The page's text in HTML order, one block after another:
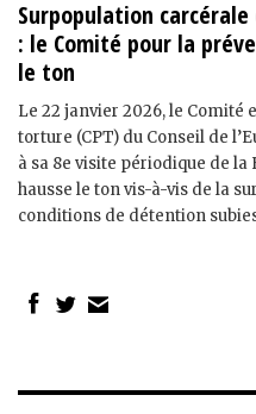
Surpopulation
: le Comité pour la
le ton
Le 22 janvier 2026, le Comité
torture (CPT) du Conseil de
à sa 8e visite périodique de
hausse le ton vis-à-vis de la
conditions de détention